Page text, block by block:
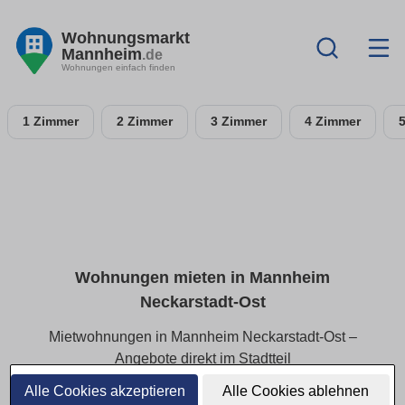
Alle Cookies akzeptieren Alle Cookies ablehnen
Wohnungsmarkt
Mannheim.de
Wohnungen einfach finden
1 Zimmer 2 Zimmer 3 Zimmer 4 Zimmer
Wohnungen mieten in Mannheim
Neckarstadt-Ost
Mietwohnungen in Mannheim Neckarstadt-Ost –
Angebote direkt im Stadtteil
In Mannheim Neckarstadt-Ost finden Sie eine vielfältige